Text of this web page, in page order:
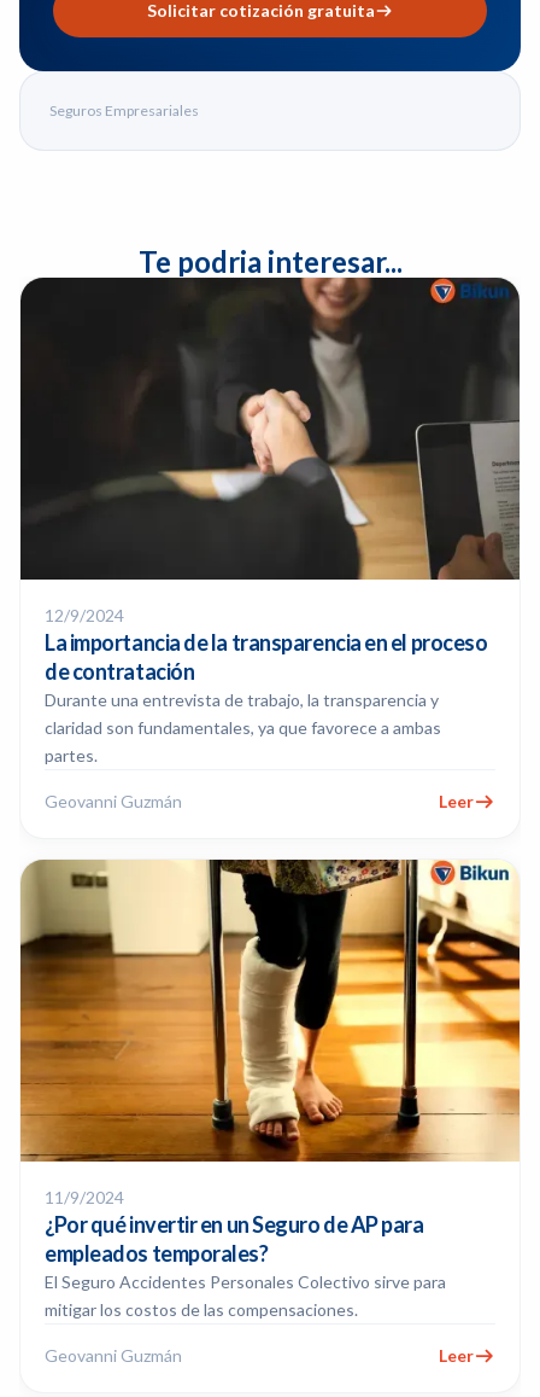
Solicitar cotización gratuita
Seguros Empresariales
Te podria interesar...
12/9/2024
La importancia de la transparencia en el proceso
de contratación
Durante una entrevista de trabajo, la transparencia y
claridad son fundamentales, ya que favorece a ambas
partes.
Geovanni Guzmán Leer
11/9/2024
¿Por qué invertir en un Seguro de AP para
empleados temporales?
El Seguro Accidentes Personales Colectivo sirve para
mitigar los costos de las compensaciones.
Geovanni Guzmán Leer